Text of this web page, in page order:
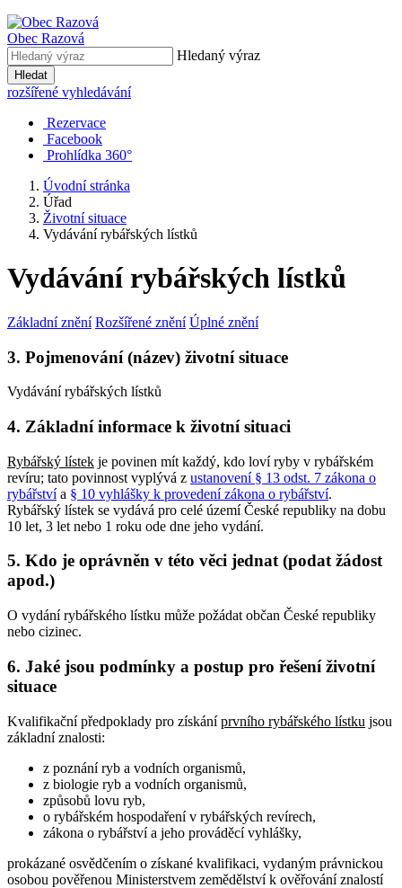
Obec Razová
Hledaný výraz
Hledat
rozšířené vyhledávání
Rezervace
Facebook
Prohlídka 360°
Úvodní stránka
Úřad
Životní situace
Vydávání rybářských lístků
Vydávání rybářských lístků
Základní znění Rozšířené znění Úplné znění
3. Pojmenování (název) životní situace
Vydávání rybářských lístků
4. Základní informace k životní situaci
Rybářský lístek je povinen mít každý, kdo loví ryby v rybářském
revíru; tato povinnost vyplývá z ustanovení § 13 odst. 7 zákona o
rybářstvía § 10 vyhlášky k provedení zákona o rybářství.
Rybářský lístek se vydává pro celé území České republiky na dobu
10 let, 3 let nebo 1 roku ode dne jeho vydání.
5. Kdo je oprávněn v této věci jednat (podat žádost
apod.)
O vydání rybářského lístku může požádat občan České republiky
nebo cizinec.
6. Jaké jsou podmínky a postup pro řešení životní
situace
Kvalifikační předpoklady pro získáníprvního rybářského lístku jsou
základní znalosti:
z poznání ryb a vodních organismů,
z biologie ryb a vodních organismů,
způsobů lovu ryb,
o rybářském hospodaření v rybářských revírech,
zákona o rybářství a jeho prováděcí vyhlášky,
prokázané osvědčením o získané kvalifikaci, vydaným právnickou
osobou pověřenou Ministerstvem zemědělství k ověřování znalostí